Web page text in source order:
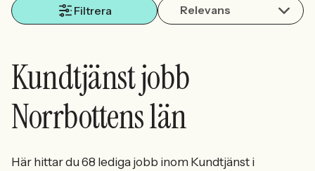
Sök med AI
Filtrera Relevans
Kundtjänst jobb
Norrbottens län
Här hittar du 68 lediga jobb inom Kundtjänst i